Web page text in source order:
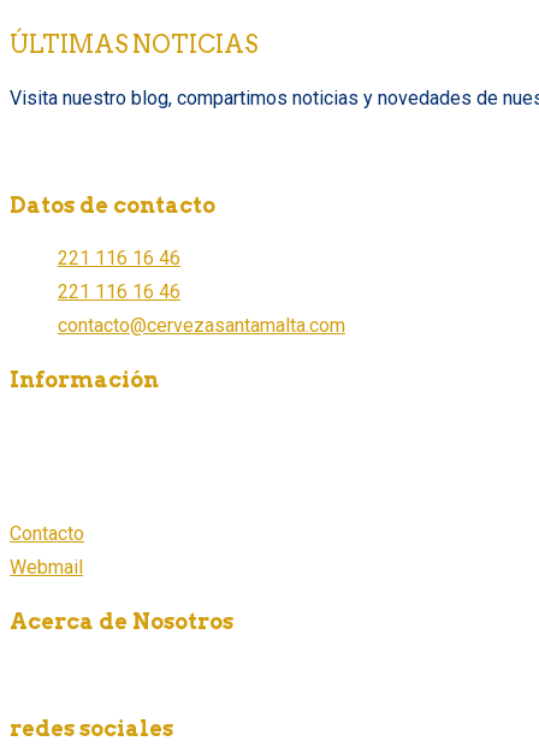
ÚLTIMAS NOTICIAS
Visita nuestro blog, compartimos noticias y novedades de
Datos de contacto
221 116 16 46
221 116 16 46
contacto@cervezasantamalta.com
Información
Contacto
Webmail
Acerca de Nosotros
redes sociales